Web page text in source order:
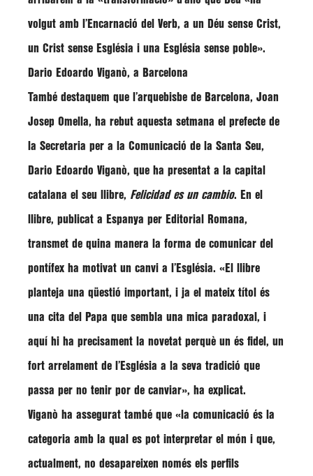
volgut amb l’Encarnació del Verb, a un Déu sense Crist,
un Crist sense Església i una Església sense poble».
Dario Edoardo Viganò, a Barcelona
També destaquem que l’arquebisbe de Barcelona, Joan
Josep Omella, ha rebut aquesta setmana el prefecte de
la Secretaria per a la Comunicació de la Santa Seu,
Dario Edoardo Viganò, que ha presentat a la capital
catalana el seu llibre, Felicidad es un cambio. En el
llibre, publicat a Espanya per Editorial Romana,
transmet de quina manera la forma de comunicar del
pontífex ha motivat un canvi a l’Església. «El llibre
planteja una qüestió important, i ja el mateix títol és
una cita del Papa que sembla una mica paradoxal, i
aquí hi ha precisament la novetat perquè un és fidel, un
fort arrelament de l’Església a la seva tradició que
passa per no tenir por de canviar», ha explicat.
Viganò ha assegurat també que «la comunicació és la
categoria amb la qual es pot interpretar el món i que,
actualment, no desapareixen només els perfils